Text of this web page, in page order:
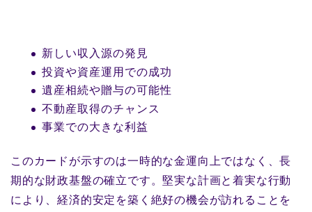
新しい収入源の発見
投資や資産運用での成功
遺産相続や贈与の可能性
不動産取得のチャンス
事業での大きな利益
このカードが示すのは一時的な金運向上ではなく、長
期的な財政基盤の確立です。堅実な計画と着実な行動
により、経済的安定を築く絶好の機会が訪れることを